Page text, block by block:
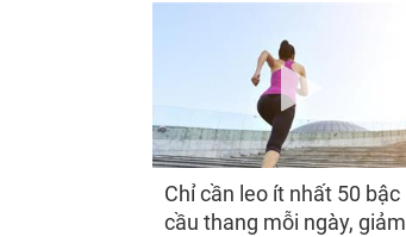
Chỉ cần leo ít nhất 50 bậc
cầu thang mỗi ngày, giảm